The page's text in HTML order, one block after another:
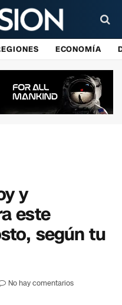
ECONOMÍA
y
este
según tu
No hay comentarios